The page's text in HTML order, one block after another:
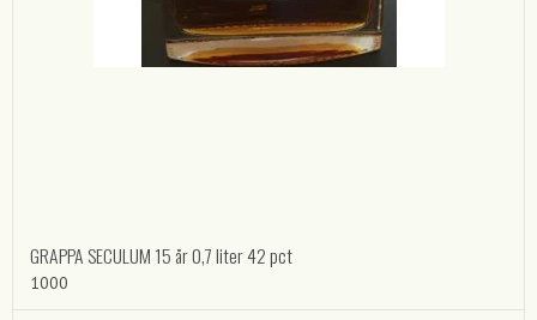
GRAPPA SECULUM 15 år 0,7 liter 42 pct
1000